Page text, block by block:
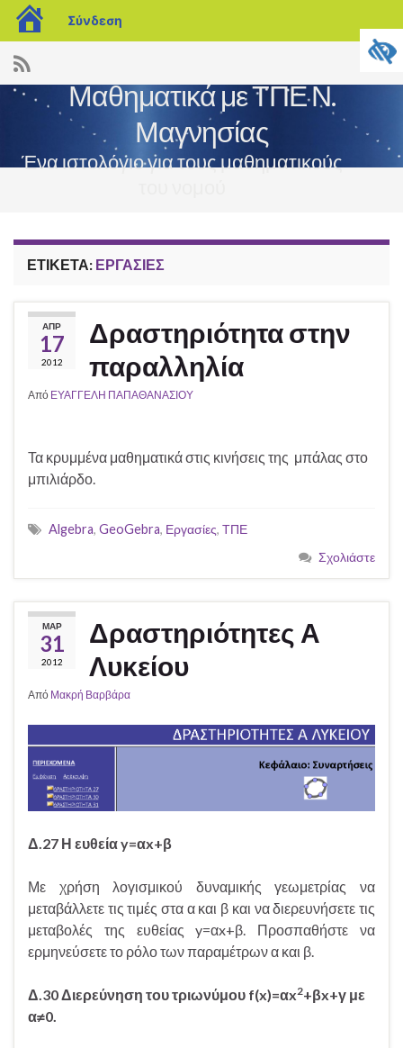
blogs.sch.gr
Σύνδεση
Μαθηματικά με ΤΠΕ Ν.
Μαγνησίας
Ένα ιστολόγιο για τους μαθηματικούς
ΕΤΙΚΈΤΑ: ΕΡΓΑΣΊΕΣ
ΑΠΡ
17
2012
Δραστηριότητα στην
παραλληλία
Από ΕΥΑΓΓΕΛΗ ΠΑΠΑΘΑΝΑΣΙΟΥ
Τα κρυμμένα μαθηματικά στις κινήσεις της μπάλας στο
μπιλιάρδο.
Algebra, GeoGebra, Εργασίες, ΤΠΕ
Σχολιάστε
ΜΑΡ
31
2012
Δραστηριότητες Α
Λυκείου
Από Μακρή Βαρβάρα
Δ.27 Η ευθεία y=αx+β
Με χρήση λογισμικού δυναμικής γεωμετρίας να
μεταβάλλετε τις τιμές στα α και β και να διερευνήσετε τις
μεταβολές της ευθείας y=αx+β. Προσπαθήστε να
ερμηνεύσετε το ρόλο των παραμέτρων α και β.
Δ.30 Διερεύνηση του τριωνύμου f(x)=αx2+βx+γ με
α≠0.